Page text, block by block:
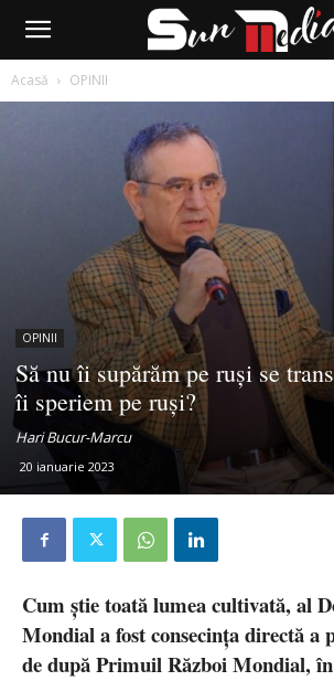
Acasă OPINII
OPINII
Să nu îi supărăm pe ruși se
îi speriem pe ruși?
Hari Bucur-Marcu
20 ianuarie 2023
Cum știe toată lumea cultivată, al
Mondial a fost consecința directă a
de după Primuil Război Mondial,